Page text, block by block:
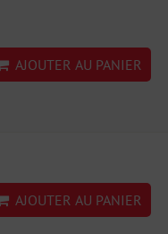
AJOUTER AU PANIER
AJOUTER AU PANIER